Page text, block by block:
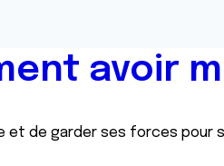
avoir
et de garder ses forces pour